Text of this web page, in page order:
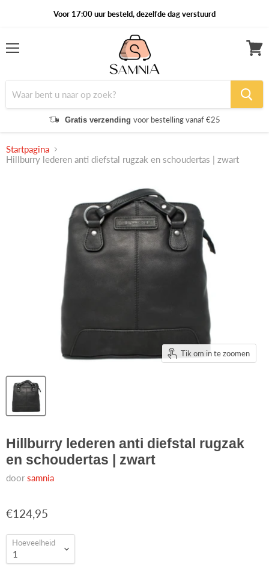
Voor 17:00 uur besteld, dezelfde dag verstuurd
Gratis verzending voor bestelling vanaf €25
Startpagina
Hillburry lederen anti diefstal rugzak en schoudertas | zwart
Tik om in te zoomen
Hillburry lederen anti diefstal rugzak
en schoudertas | zwart
doorsamnia
€124,95
Hoeveelheid